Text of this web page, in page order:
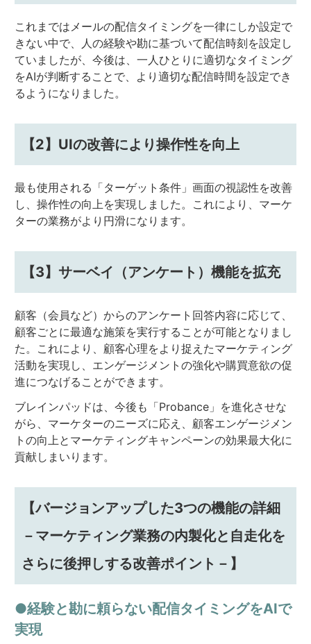
これまではメールの配信タイミングを一律にしか設定で
きない中で、人の経験や勘に基づいて配信時刻を設定し
ていましたが、今後は、一人ひとりに適切なタイミング
をAIが判断することで、より適切な配信時間を設定でき
るようになりました。
【2】UIの改善により操作性を向上
最も使用される「ターゲット条件」画面の視認性を改善
し、操作性の向上を実現しました。これにより、マーケ
ターの業務がより円滑になります。
【3】サーベイ（アンケート）機能を拡充
顧客（会員など）からのアンケート回答内容に応じて、
顧客ごとに最適な施策を実行することが可能となりまし
た。これにより、顧客心理をより捉えたマーケティング
活動を実現し、エンゲージメントの強化や購買意欲の促
進につなげることができます。
ブレインパッドは、今後も「Probance」を進化させな
がら、マーケターのニーズに応え、顧客エンゲージメン
トの向上とマーケティングキャンペーンの効果最大化に
貢献しまいります。
【バージョンアップした3つの機能の詳細
－マーケティング業務の内製化と自走化を
さらに後押しする改善ポイント－】
●経験と勘に頼らない配信タイミングをAIで
実現​